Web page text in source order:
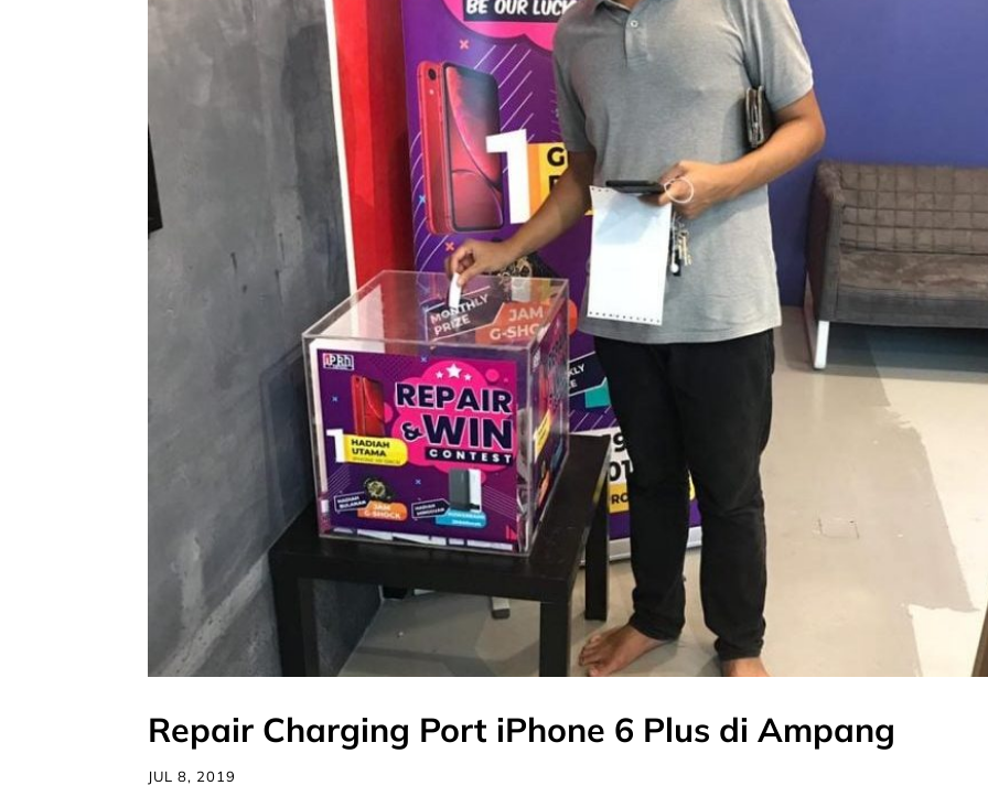
Repair Charging Port iPhone 6 Plus di Ampang
JUL 8, 2019